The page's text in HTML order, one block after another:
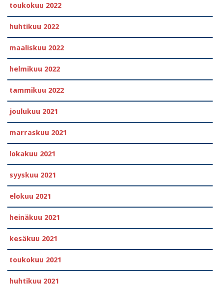
toukokuu 2022
huhtikuu 2022
maaliskuu 2022
helmikuu 2022
tammikuu 2022
joulukuu 2021
marraskuu 2021
lokakuu 2021
syyskuu 2021
elokuu 2021
heinäkuu 2021
kesäkuu 2021
toukokuu 2021
huhtikuu 2021